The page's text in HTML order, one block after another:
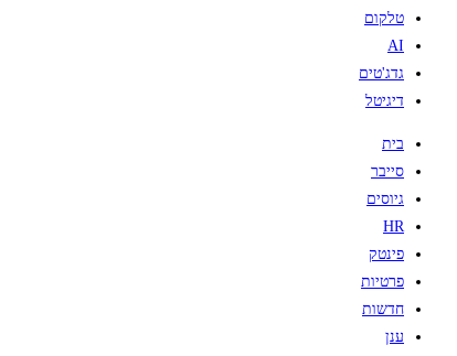
טלקום
AI
גדג'טים
דיגיטל
בית
סייבר
גיוסים
HR
פינטק
פרטיות
חדשות
ענן